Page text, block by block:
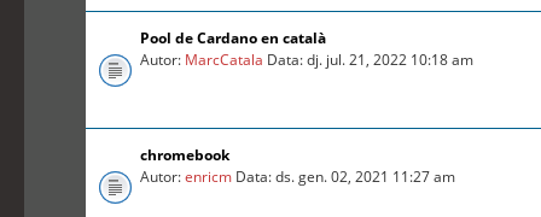
Pool de Cardano en català
Autor: MarcCatala Data: dj. jul. 21, 2022 10:18 am
chromebook
Autor:enricm Data: ds. gen. 02, 2021 11:27 am